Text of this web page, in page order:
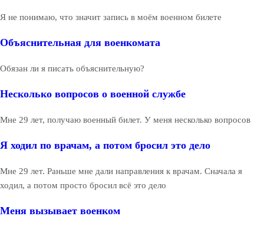
Я не понимаю, что значит запись в моём военном билете
Объяснительная для военкомата
Обязан ли я писать объяснительную?
Несколько вопросов о военной службе
Мне 29 лет, получаю военный билет. У меня несколько вопросов
Я ходил по врачам, а потом бросил это дело
Мне 29 лет. Раньше мне дали направления к врачам. Сначала я
ходил, а потом просто бросил всё это дело
Меня вызывает военком